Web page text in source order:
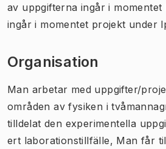
av uppgifterna ingår i
ingår i momentet projekt under
Organisation
Man arbetar med uppgifter/
områden av fysiken i
tilldelat den experimentella
ert laborationstillfälle, Man får